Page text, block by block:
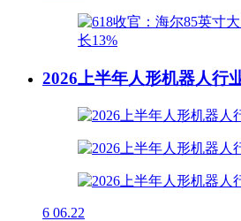
2026上半年人形机器人行
6 06.22